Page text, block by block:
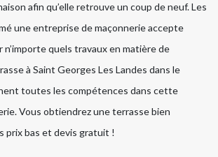
afin qu’elle retrouve un coup de neuf. Les
une entreprise de maçonnerie accepte
n’importe quels travaux en matière de
à Saint Georges Les Landes dans le
toutes les compétences dans cette
Vous obtiendrez une terrasse bien
prix bas et devis gratuit !